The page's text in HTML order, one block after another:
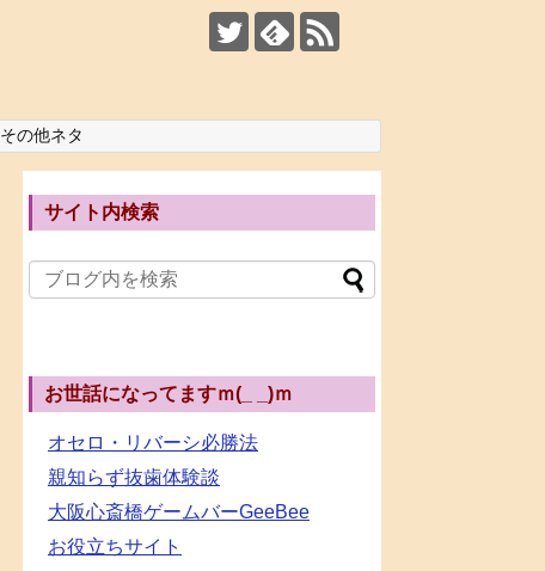
その他ネタ
サイト内検索
お世話になってますｍ(_ _)ｍ
オセロ・リバーシ必勝法
親知らず抜歯体験談
大阪心斎橋ゲームバーGeeBee
お役立ちサイト